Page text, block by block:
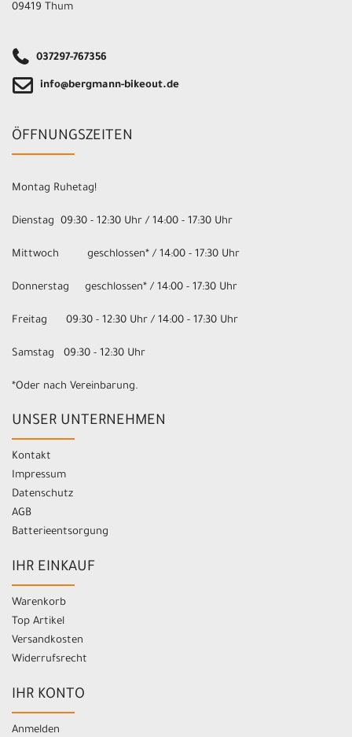
09419 Thum
037297-767356
info@bergmann-bikeout.de
ÖFFNUNGSZEITEN
Montag Ruhetag!
Dienstag 09:30 - 12:30 Uhr / 14:00 - 17:30 Uhr
Mittwoch geschlossen* / 14:00 - 17:30 Uhr
Donnerstag geschlossen* / 14:00 - 17:30 Uhr
Freitag 09:30 - 12:30 Uhr / 14:00 - 17:30 Uhr
Samstag 09:30 - 12:30 Uhr
*Oder nach Vereinbarung.
UNSER UNTERNEHMEN
Kontakt
Impressum
Datenschutz
AGB
Batterieentsorgung
IHR EINKAUF
Warenkorb
Top Artikel
Versandkosten
Widerrufsrecht
IHR KONTO
Anmelden